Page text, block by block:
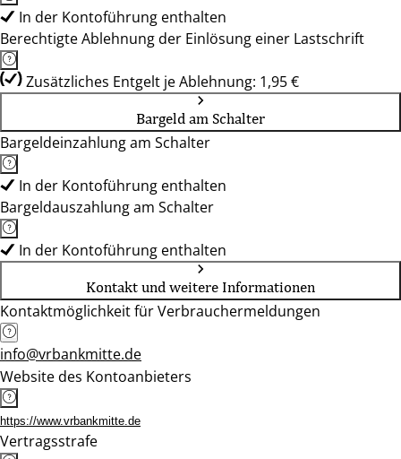
In der Kontoführung enthalten
Berechtigte Ablehnung der Einlösung einer Lastschrift
Zusätzliches Entgelt je Ablehnung: 1,95 €
Bargeld am Schalter
Bargeldeinzahlung am Schalter
In der Kontoführung enthalten
Bargeldauszahlung am Schalter
In der Kontoführung enthalten
Kontakt und weitere Informationen
Kontaktmöglichkeit für Verbrauchermeldungen
info@vrbankmitte.de
Website des Kontoanbieters
https://www.vrbankmitte.de
Vertragsstrafe